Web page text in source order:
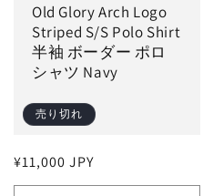
Old Glory Arch Logo
Striped S/S Polo Shirt
半袖 ボーダー ポロ
シャツ Navy
売り切れ
通
常
¥11,000 JPY